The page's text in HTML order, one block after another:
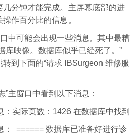
分钟才能完成。主屏幕底部的进
作百分比的信息。
口中可能会出现一些消息。其中最糟
库映像。数据库似乎已经死了。”
到下面的“请求 IBSurgeon 维修服
”主窗口中看到以下消息：
：实际页数：1426 在数据库中找到
： ====== 数据库已准备好进行诊